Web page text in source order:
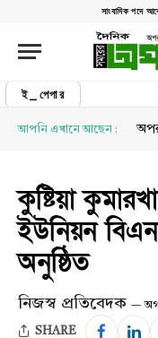
সাংবাদিক পদে
ই_পেপার
আপনি এখানে আছেন :
কুষ্টিয়া
ইউনিয়ন
অনুষ্ঠিত
নিজস্ব প্রতিবেদক
SHARE